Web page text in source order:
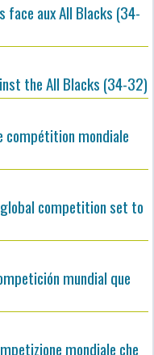
face aux All Blacks (34-
the All Blacks (34-32)
compétition mondiale
competition set to
mundial que
mondiale che